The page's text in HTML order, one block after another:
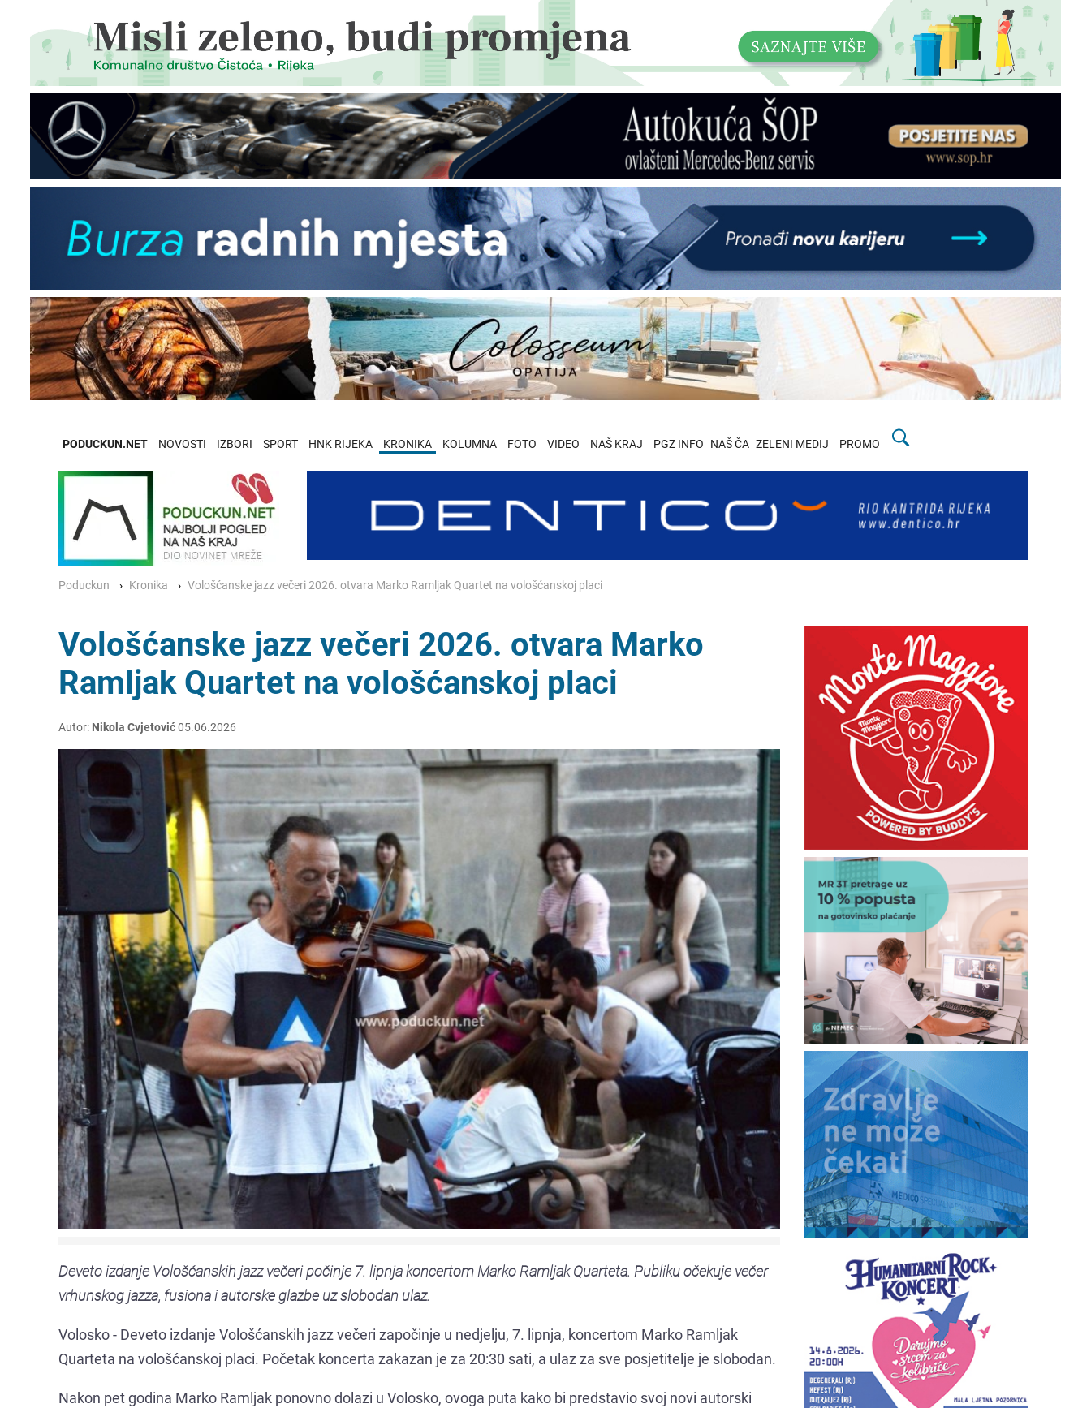
PODUCKUN.NET NOVOSTI IZBORI SPORT HNK RIJEKA KRONIKA KOLUMNA FOTO VIDEO NAŠ KRAJ PGZ INFO NAŠ ČA ZELENI MEDIJ PROMO
Poduckun Kronika Vološćanske jazz večeri 2026. otvara Marko Ramljak Quartet na vološćanskoj placi
Vološćanske jazz večeri 2026. otvara Marko
Ramljak Quartet na vološćanskoj placi
Autor: Nikola Cvjetović05.06.2026
Deveto izdanje Vološćanskih jazz večeri počinje 7. lipnja koncertom Marko Ramljak Quarteta. Publiku očekuje večer
vrhunskog jazza, fusiona i autorske glazbe uz slobodan ulaz.
Volosko - Deveto izdanje Vološćanskih jazz večeri započinje u nedjelju, 7. lipnja, koncertom Marko Ramljak
Quarteta na vološćanskoj placi. Početak koncerta zakazan je za 20:30 sati, a ulaz za sve posjetitelje je slobodan.
Nakon pet godina Marko Ramljak ponovno dolazi u Volosko, ovoga puta kako bi predstavio svoj novi autorski